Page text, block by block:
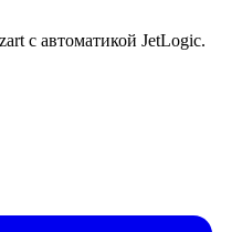
с автоматикой JetLogic.